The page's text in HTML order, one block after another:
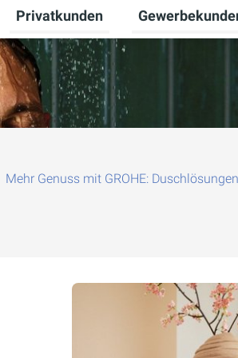
Untermenü für Erneuerbare
Privatkunden
Untermenü für
Mehr Genuss mit GROHE: